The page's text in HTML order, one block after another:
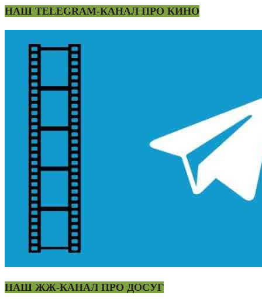
НАШ TELEGRAM-КАНАЛ ПРО КИНО
НАШ ЖЖ-КАНАЛ ПРО ДОСУГ